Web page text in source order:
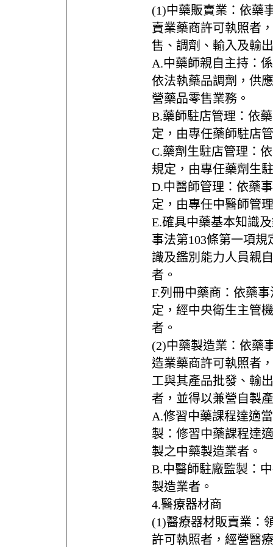
(1)中藥販賣業：依藥
賣業藥商許可執照者
售、調劑、輸入及輸
A.中藥師親自主持：
依法執藥品調劑，供
營藥品零售業務。
B.藥師駐店管理：依
定，由專任藥師駐店
C.藥劑生駐店管理：
規定，由專任藥劑生
D.中醫師管理：依藥
定，由專任中醫師管
E.確具中藥基本知識
事法第103條第一項
識及鑑別能力人員親
者。
F.列冊中藥商：依藥
定，經中央衛生主管
者。
(2)中藥製造業：依藥
造業藥商許可執照者
工與其產品批發、輸
者，並得以兼營自製
A.修習中藥課程達適
製：修習中藥課程達
製之中藥製造業者。
B.中醫師駐廠監製：
製造業者。
4.醫療器材商
(1)醫療器材販賣業：
許可執照者，經營醫